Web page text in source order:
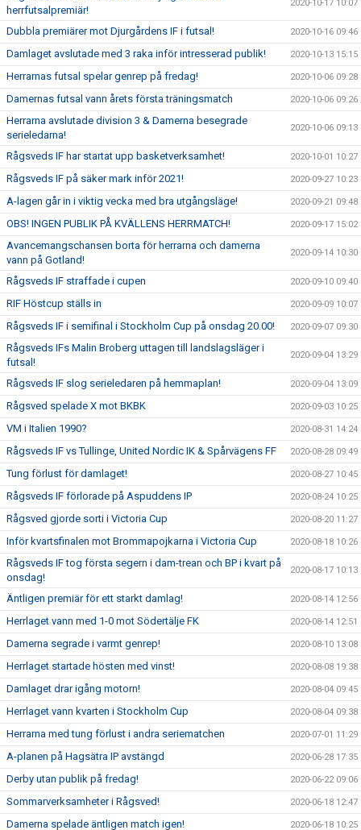
herrfutsalpremiär!
2020-10-17 10:07
Dubbla premiärer mot Djurgårdens IF i futsal! 2020-10-16 09:46
Damlaget avslutade med 3 raka inför intresserad publik! 2020-10-13 15:15
Herrarnas futsal spelar genrep på fredag! 2020-10-06 09:28
Damernas futsal vann årets första träningsmatch 2020-10-06 09:26
Herrarna avslutade division 3 & Damerna besegrade
serieledarna!
2020-10-06 09:13
Rågsveds IF har startat upp basketverksamhet! 2020-10-01 10:27
Rågsveds IF på säker mark inför 2021! 2020-09-27 10:23
A-lagen går in i viktig vecka med bra utgångsläge! 2020-09-21 09:48
OBS! INGEN PUBLIK PÅ KVÄLLENS HERRMATCH! 2020-09-17 15:02
Avancemangschansen borta för herrarna och damerna
vann på Gotland!
2020-09-14 10:30
Rågsveds IF straffade i cupen 2020-09-10 09:40
RIF Höstcup ställs in 2020-09-09 10:07
Rågsveds IF i semifinal i Stockholm Cup på onsdag 20.00! 2020-09-07 09:30
Rågsveds IFs Malin Broberg uttagen till landslagsläger i
futsal!
2020-09-04 13:29
Rågsveds IF slog serieledaren på hemmaplan! 2020-09-04 13:09
Rågsved spelade X mot BKBK 2020-09-03 10:25
VM i Italien 1990? 2020-08-31 14:24
Rågsveds IF vs Tullinge, United Nordic IK & Spårvägens FF 2020-08-28 09:49
Tung förlust för damlaget! 2020-08-27 10:45
Rågsveds IF förlorade på Aspuddens IP 2020-08-24 10:25
Rågsved gjorde sorti i Victoria Cup 2020-08-20 11:27
Inför kvartsfinalen mot Brommapojkarna i Victoria Cup 2020-08-18 10:26
Rågsveds IF tog första segern i dam-trean och BP i kvart på
onsdag!
2020-08-17 10:13
Äntligen premiär för ett starkt damlag! 2020-08-14 12:56
Herrlaget vann med 1-0 mot Södertälje FK 2020-08-14 12:51
Damerna segrade i varmt genrep! 2020-08-10 13:08
Herrlaget startade hösten med vinst! 2020-08-08 19:38
Damlaget drar igång motorn! 2020-08-04 09:45
Herrlaget vann kvarten i Stockholm Cup 2020-08-04 09:38
Herrarna med tung förlust i andra seriematchen 2020-07-01 11:29
A-planen på Hagsätra IP avstängd 2020-06-28 17:35
Derby utan publik på fredag! 2020-06-22 09:06
Sommarverksamheter i Rågsved! 2020-06-18 12:47
Damerna spelade äntligen match igen! 2020-06-18 10:25